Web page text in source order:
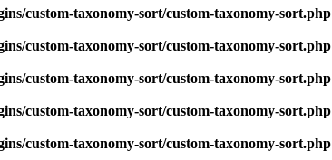
custom-taxonomy-sort/custom-taxonomy-sort.php
custom-taxonomy-sort/custom-taxonomy-sort.php
custom-taxonomy-sort/custom-taxonomy-sort.php
custom-taxonomy-sort/custom-taxonomy-sort.php
custom-taxonomy-sort/custom-taxonomy-sort.php